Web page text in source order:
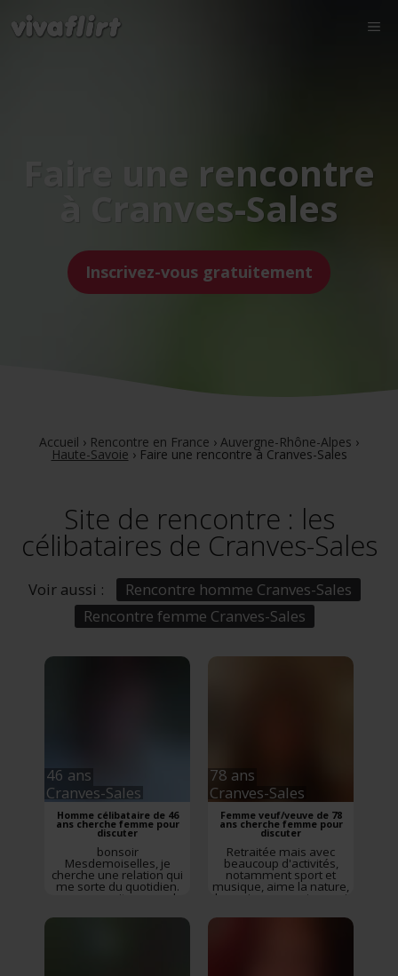
Faire une rencontre
à Cranves-Sales
Inscrivez-vous gratuitement
Accueil › Rencontre en France › Auvergne-Rhône-Alpes ›
Haute-Savoie › Faire une rencontre à Cranves-Sales
Site de rencontre : les
célibataires de Cranves-Sales
Voir aussi :
Rencontre homme Cranves-Sales
Rencontre femme Cranves-Sales
46 ans
Cranves-Sales
Homme célibataire de 46
ans cherche femme pour
discuter
bonsoir
Mesdemoiselles, je
cherche une relation qui
me sorte du quotidien.
pour une nuit ou pour la
dira... au plaisir de vous
78 ans
Cranves-Sales
Femme veuf/veuve de 78
ans cherche femme pour
discuter
Retraitée mais avec
beaucoup d'activités,
notamment sport et
musique, aime la nature,
les animaux, mais aussi
feu